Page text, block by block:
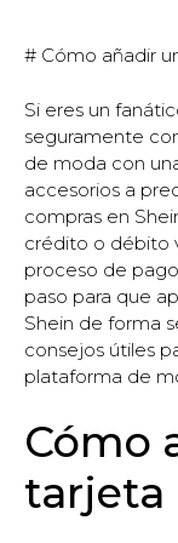
# Cómo añadir
Si eres un
seguramente
de moda con
accesorios a
compras en
crédito o débito
proceso de
paso para que
Shein de forma
consejos útiles
plataforma de
Cómo
tarjeta